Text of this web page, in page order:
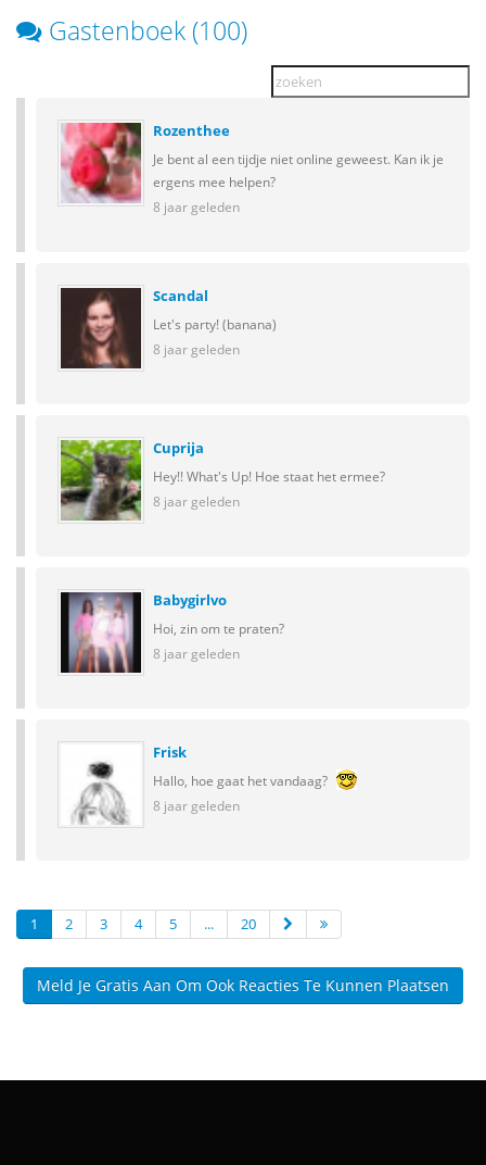
Gastenboek (100)
Rozenthee
Je bent al een tijdje niet online geweest. Kan ik je
ergens mee helpen?
8 jaar geleden
Scandal
Let's party! (banana)
8 jaar geleden
Cuprija
Hey!! What's Up! Hoe staat het ermee?
8 jaar geleden
Babygirlvo
Hoi, zin om te praten?
8 jaar geleden
Frisk
Hallo, hoe gaat het vandaag?
8 jaar geleden
1 2 3 4 5 ... 20
Meld Je Gratis Aan Om Ook Reacties Te Kunnen Plaatsen